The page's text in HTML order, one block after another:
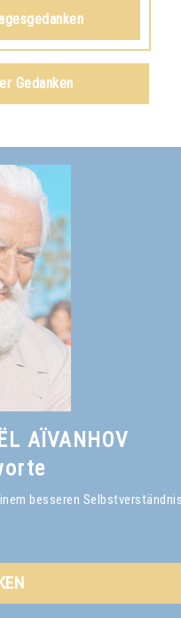
ihr euch noch üben, dieses
Menschen zu helfen.*
Omraam Mikhaël Aïvanhov
Geist, kapitel IX
Gedanken
AÏVANHOV
besseren